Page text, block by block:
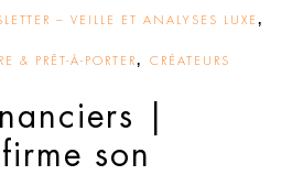
– VEILLE ET ANALYSES LUXE ,
& PRÊT-À-PORTER, CRÉATEURS
|
son